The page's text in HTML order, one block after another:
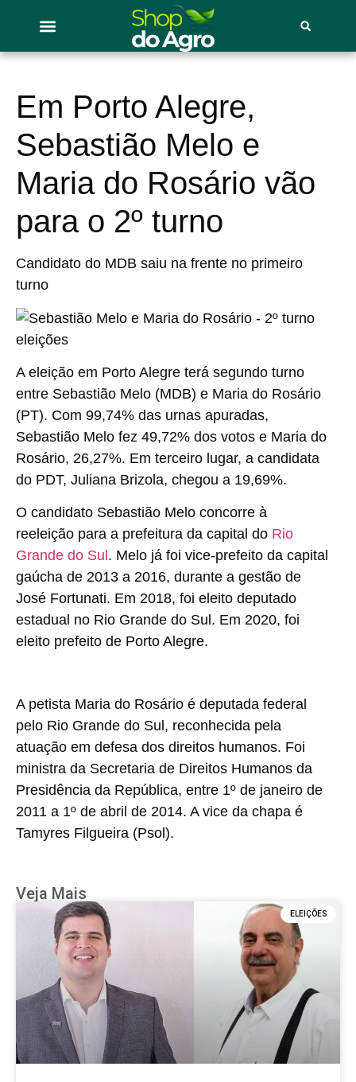
Em Porto Alegre,
Sebastião Melo e
Maria do Rosário vão
para o 2º turno
Candidato do MDB saiu na frente no primeiro
turno
A eleição em Porto Alegre terá segundo turno
entre Sebastião Melo (MDB) e Maria do Rosário
(PT). Com 99,74% das urnas apuradas,
Sebastião Melo fez 49,72% dos votos e Maria do
Rosário, 26,27%. Em terceiro lugar, a candidata
do PDT, Juliana Brizola, chegou a 19,69%.
O candidato Sebastião Melo concorre à
reeleição para a prefeitura da capital do Rio
Grande do Sul . Melo já foi vice-prefeito da capital
gaúcha de 2013 a 2016, durante a gestão de
José Fortunati. Em 2018, foi eleito deputado
estadual no Rio Grande do Sul. Em 2020, foi
eleito prefeito de Porto Alegre.
A petista Maria do Rosário é deputada federal
pelo Rio Grande do Sul, reconhecida pela
atuação em defesa dos direitos humanos. Foi
ministra da Secretaria de Direitos Humanos da
Presidência da República, entre 1º de janeiro de
2011 a 1º de abril de 2014. A vice da chapa é
Tamyres Filgueira (Psol).
Veja Mais
ELEIÇÕES